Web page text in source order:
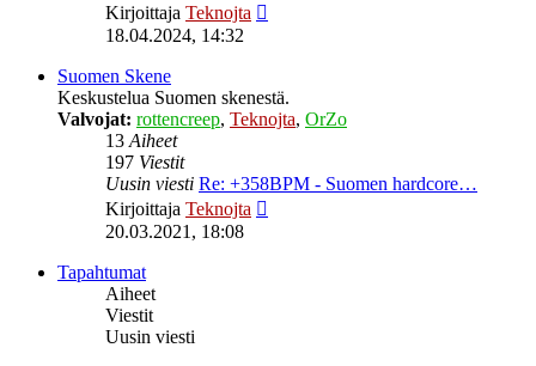
Kirjoittaja Teknojta
18.04.2024, 14:32
Suomen Skene
Keskustelua Suomen skenestä.
Valvojat: rottencreep, Teknojta, OrZo
13Aiheet
197 Viestit
Uusin viesti Re: +358BPM - Suomen hardcore…
Kirjoittaja Teknojta
20.03.2021, 18:08
Tapahtumat
Aiheet
Viestit
Uusin viesti